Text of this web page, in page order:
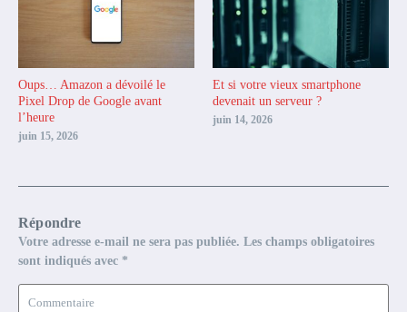
Oups… Amazon a dévoilé le
Pixel Drop de Google avant
l’heure
juin 15, 2026
Et si votre vieux smartphone
devenait un serveur ?
juin 14, 2026
Répondre
Votre adresse e-mail ne sera pas publiée. Les champs obligatoires
sont indiqués avec *